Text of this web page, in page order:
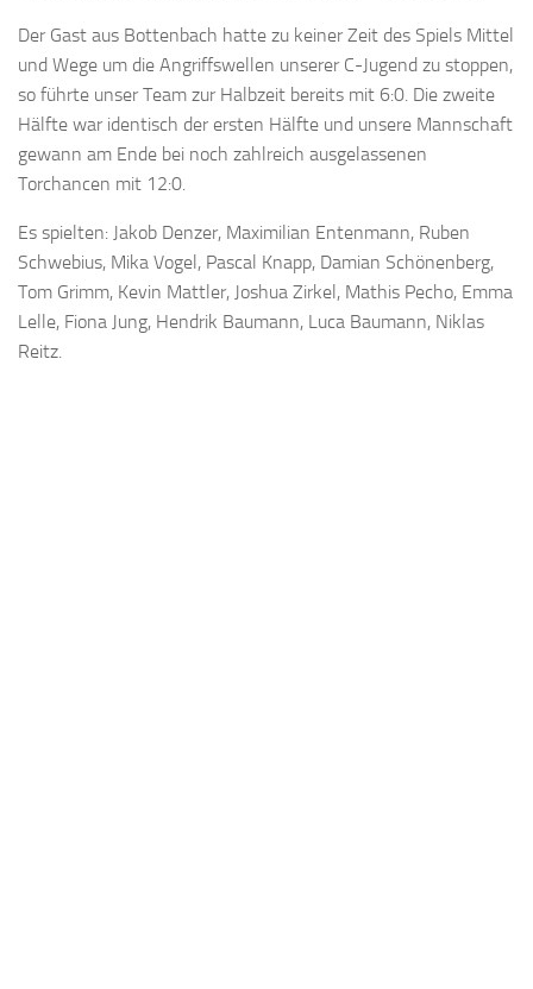
Der Gast aus Bottenbach hatte zu keiner Zeit des Spiels Mittel
und Wege um die Angriffswellen unserer C-Jugend zu stoppen,
so führte unser Team zur Halbzeit bereits mit 6:0. Die zweite
Hälfte war identisch der ersten Hälfte und unsere Mannschaft
gewann am Ende bei noch zahlreich ausgelassenen
Torchancen mit 12:0.
Es spielten: Jakob Denzer, Maximilian Entenmann, Ruben
Schwebius, Mika Vogel, Pascal Knapp, Damian Schönenberg,
Tom Grimm, Kevin Mattler, Joshua Zirkel, Mathis Pecho, Emma
Lelle, Fiona Jung, Hendrik Baumann, Luca Baumann, Niklas
Reitz.